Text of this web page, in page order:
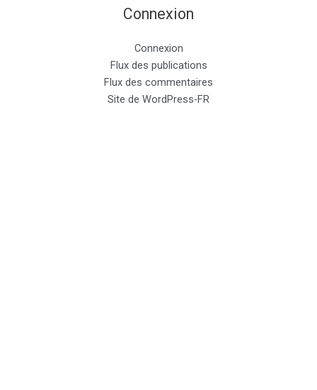
Connexion
Connexion
Flux des publications
Flux des commentaires
Site de WordPress-FR